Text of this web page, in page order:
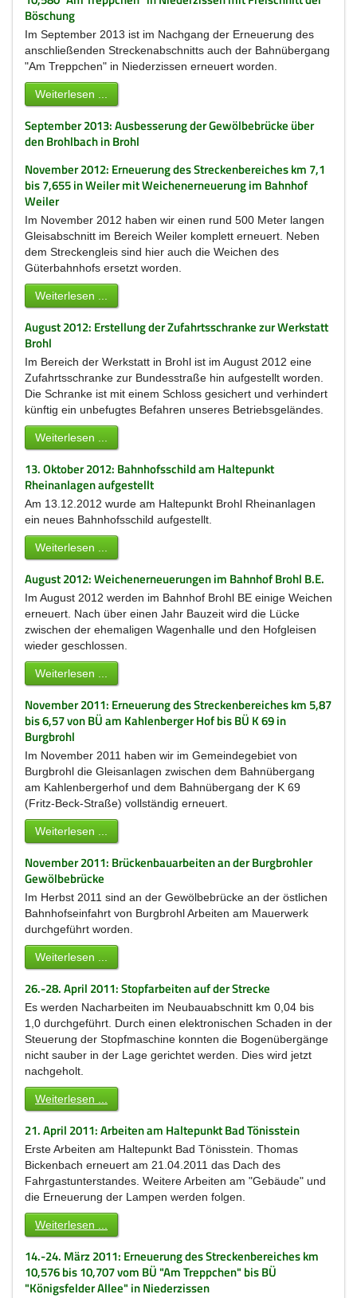
Böschung
Im September 2013 ist im Nachgang der Erneuerung des
anschließenden Streckenabschnitts auch der Bahnübergang
"Am Treppchen" in Niederzissen erneuert worden.
Weiterlesen ...
September 2013: Ausbesserung der Gewölbebrücke über
den Brohlbach in Brohl
November 2012: Erneuerung des Streckenbereiches km 7,1
bis 7,655 in Weiler mit Weichenerneuerung im Bahnhof
Weiler
Im November 2012 haben wir einen rund 500 Meter langen
Gleisabschnitt im Bereich Weiler komplett erneuert. Neben
dem Streckengleis sind hier auch die Weichen des
Güterbahnhofs ersetzt worden.
Weiterlesen ...
August 2012: Erstellung der Zufahrtsschranke zur Werkstatt
Brohl
Im Bereich der Werkstatt in Brohl ist im August 2012 eine
Zufahrtsschranke zur Bundesstraße hin aufgestellt worden.
Die Schranke ist mit einem Schloss gesichert und verhindert
künftig ein unbefugtes Befahren unseres Betriebsgeländes.
Weiterlesen ...
13. Oktober 2012: Bahnhofsschild am Haltepunkt
Rheinanlagen aufgestellt
Am 13.12.2012 wurde am Haltepunkt Brohl Rheinanlagen
ein neues Bahnhofsschild aufgestellt.
Weiterlesen ...
August 2012: Weichenerneuerungen im Bahnhof Brohl B.E.
Im August 2012 werden im Bahnhof Brohl BE einige Weichen
erneuert. Nach über einen Jahr Bauzeit wird die Lücke
zwischen der ehemaligen Wagenhalle und den Hofgleisen
wieder geschlossen.
Weiterlesen ...
November 2011: Erneuerung des Streckenbereiches km 5,87
bis 6,57 von BÜ am Kahlenberger Hof bis BÜ K 69 in
Burgbrohl
Im November 2011 haben wir im Gemeindegebiet von
Burgbrohl die Gleisanlagen zwischen dem Bahnübergang
am Kahlenbergerhof und dem Bahnübergang der K 69
(Fritz-Beck-Straße) vollständig erneuert.
Weiterlesen ...
November 2011: Brückenbauarbeiten an der Burgbrohler
Gewölbebrücke
Im Herbst 2011 sind an der Gewölbebrücke an der östlichen
Bahnhofseinfahrt von Burgbrohl Arbeiten am Mauerwerk
durchgeführt worden.
Weiterlesen ...
26.-28. April 2011: Stopfarbeiten auf der Strecke
Es werden Nacharbeiten im Neubauabschnitt km 0,04 bis
1,0 durchgeführt. Durch einen elektronischen Schaden in der
Steuerung der Stopfmaschine konnten die Bogenübergänge
nicht sauber in der Lage gerichtet werden. Dies wird jetzt
nachgeholt.
Weiterlesen ...
21. April 2011: Arbeiten am Haltepunkt Bad Tönisstein
Erste Arbeiten am Haltepunkt Bad Tönisstein. Thomas
Bickenbach erneuert am 21.04.2011 das Dach des
Fahrgastunterstandes. Weitere Arbeiten am "Gebäude" und
die Erneuerung der Lampen werden folgen.
Weiterlesen ...
14.-24. März 2011: Erneuerung des Streckenbereiches km
10,576 bis 10,707 vom BÜ "Am Treppchen" bis BÜ
"Königsfelder Allee" in Niederzissen